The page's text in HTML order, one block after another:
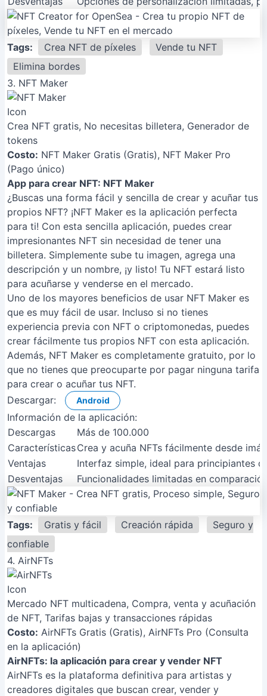
Tags: Crea NFT de píxeles
Vende tu NFT
Elimina bordes
3. NFT Maker
Crea NFT gratis, No necesitas billetera, Generador de
tokens
Costo: NFT Maker Gratis (Gratis), NFT Maker Pro
(Pago único)
App para crear NFT: NFT Maker
¿Buscas una forma fácil y sencilla de crear y acuñar tus
propios NFT? ¡NFT Maker es la aplicación perfecta
para ti! Con esta sencilla aplicación, puedes crear
impresionantes NFT sin necesidad de tener una
billetera. Simplemente sube tu imagen, agrega una
descripción y un nombre, ¡y listo! Tu NFT estará listo
para acuñarse y venderse en el mercado.
Uno de los mayores beneficios de usar NFT Maker es
que es muy fácil de usar. Incluso si no tienes
experiencia previa con NFT o criptomonedas, puedes
crear fácilmente tus propios NFT con esta aplicación.
Además, NFT Maker es completamente gratuito, por lo
que no tienes que preocuparte por pagar ninguna tarifa
para crear o acuñar tus NFT.
Descargar:
Android
Información de la aplicación:
Descargas
Más de 100.000
CaracterísticasCrea y acuña NFTs fácilmente desde
Ventajas
Interfaz simple, ideal para principiantes
Desventajas
Funcionalidades limitadas en
Tags: Gratis y fácil Creación rápida
Seguro y
confiable
4. AirNFTs
Mercado NFT multicadena, Compra, venta y acuñación
de NFT, Tarifas bajas y transacciones rápidas
Costo: AirNFTs Gratis (Gratis), AirNFTs Pro (Consulta
en la aplicación)
AirNFTs: la aplicación para crear y vender NFT
AirNFTs es la plataforma definitiva para artistas y
creadores digitales que buscan crear, vender y